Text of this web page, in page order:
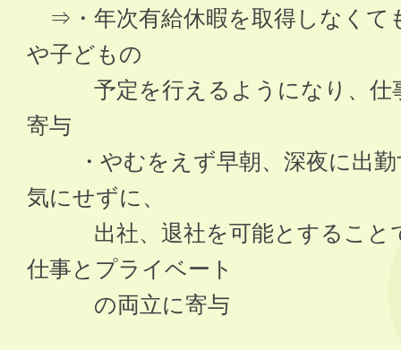
⇒・年次有給休暇を取得しなくて
や子どもの
予定を行えるようになり、仕
寄与
・やむをえず早朝、深夜に出勤
気にせずに、
出社、退社を可能とすることで
仕事とプライベート
の両立に寄与